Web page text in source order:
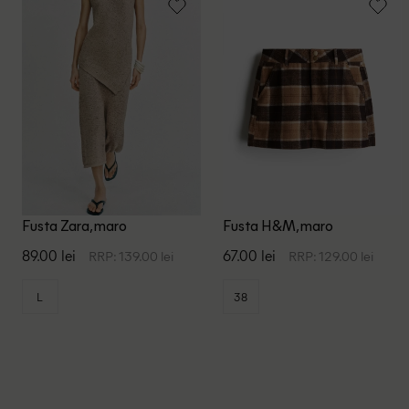
Fusta Zara, maro
89.00 lei RRP: 139.00 lei
L
Fusta H&M, maro
67.00 lei RRP: 129.00 lei
38